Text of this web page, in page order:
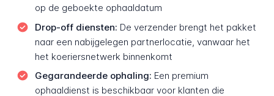
op de geboekte ophaaldatum
Drop-off diensten: De verzender brengt het pakket
naar een nabijgelegen partnerlocatie, vanwaar het
het koeriersnetwerk binnenkomt
Gegarandeerde ophaling: Een premium
ophaaldienst is beschikbaar voor klanten die